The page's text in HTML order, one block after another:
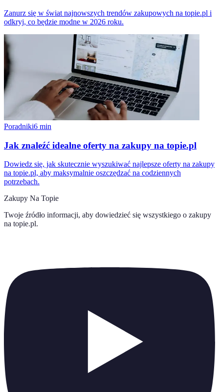
Zanurz się w świat najnowszych trendów zakupowych na topie.pl i
odkryj, co będzie modne w 2026 roku.
Poradniki6 min
Jak znaleźć idealne oferty na zakupy na topie.pl
Dowiedz się, jak skutecznie wyszukiwać najlepsze oferty na zakupy
na topie.pl, aby maksymalnie oszczędzać na codziennych
potrzebach.
Zakupy Na Topie
Twoje źródło informacji, aby dowiedzieć się wszystkiego o zakupy
na topie.pl.